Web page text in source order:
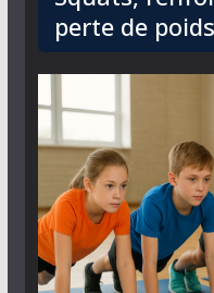
perte de